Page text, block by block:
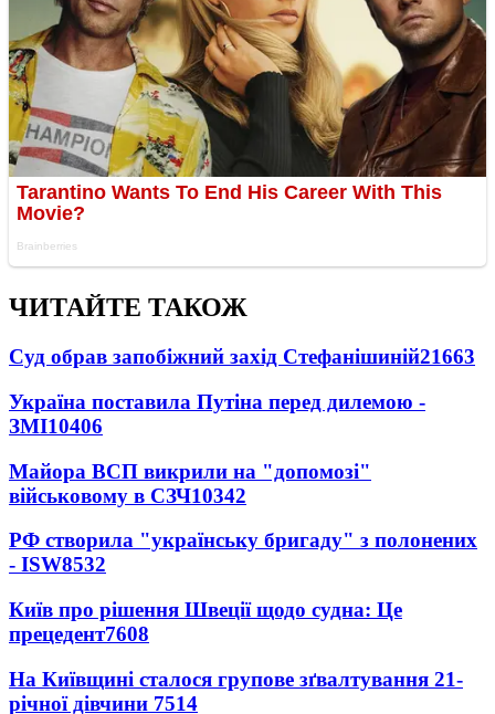
ЧИТАЙТЕ ТАКОЖ
Суд обрав запобіжний захід Стефанішиній21663
Україна поставила Путіна перед дилемою -
ЗМІ10406
Майора ВСП викрили на "допомозі"
військовому в СЗЧ10342
РФ створила "українську бригаду" з полонених
- ISW8532
Київ про рішення Швеції щодо судна: Це
прецедент7608
На Київщині сталося групове зґвалтування 21-
річної дівчини 7514